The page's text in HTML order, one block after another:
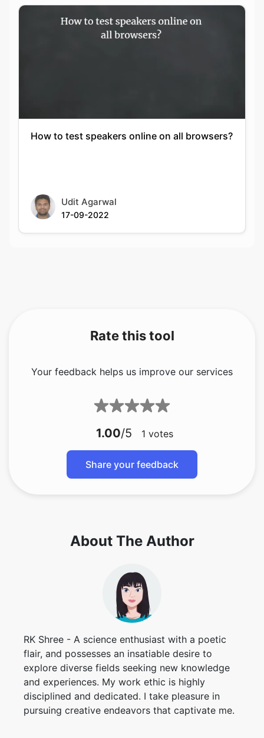
How to test speakers online on all browsers?
Udit Agarwal
17-09-2022
Rate this tool
Your feedback helps us improve our services
1.00/5 1 votes
Share your feedback
About The Author
RK Shree - A science enthusiast with a poetic
flair, and possesses an insatiable desire to
explore diverse fields seeking new knowledge
and experiences. My work ethic is highly
disciplined and dedicated. I take pleasure in
pursuing creative endeavors that captivate me.